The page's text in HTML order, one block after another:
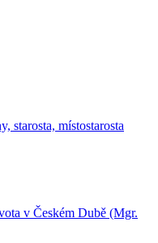
starosta, místostarosta
v Českém Dubě (Mgr.